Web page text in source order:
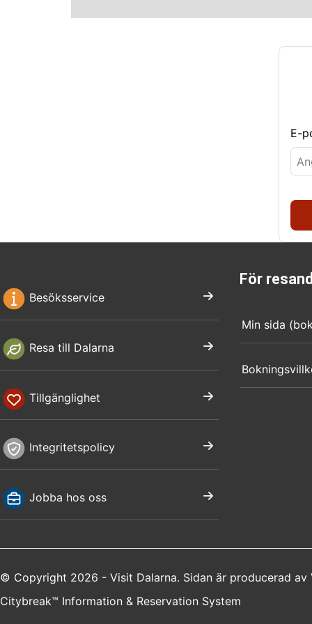
E-
Besöksservice
Resa till Dalarna
Tillgänglighet
Integritetspolicy
Jobba hos oss
För
Min sida
© Copyright 2026 - Visit Dalarna. Sidan är producerad av
Citybreak™ Information & Reservation System